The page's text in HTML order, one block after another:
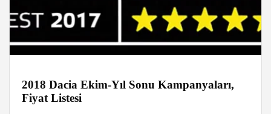
2018 Dacia Ekim-Yıl Sonu Kampanyaları,
Fiyat Listesi